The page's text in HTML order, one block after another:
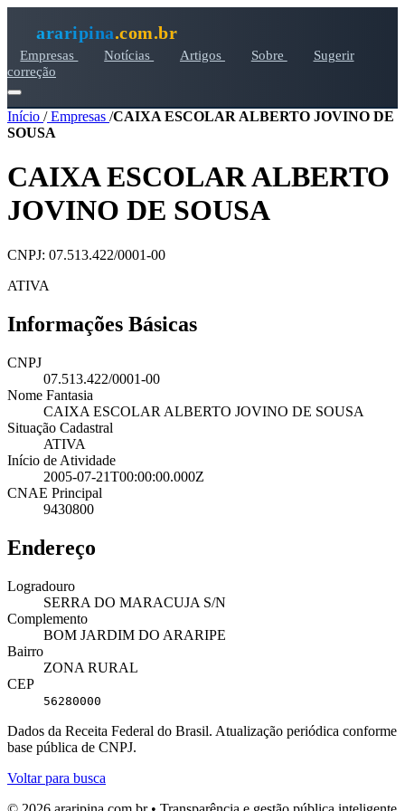
araripina.com.br
Empresas Notícias Artigos Sobre
Sugerir
correção
Início /Empresas /CAIXA ESCOLAR ALBERTO JOVINO DE
SOUSA
CAIXA ESCOLAR ALBERTO
JOVINO DE SOUSA
CNPJ: 07.513.422/0001-00
ATIVA
Informações Básicas
CNPJ
07.513.422/0001-00
Nome Fantasia
CAIXA ESCOLAR ALBERTO JOVINO DE SOUSA
Situação Cadastral
ATIVA
Início de Atividade
2005-07-21T00:00:00.000Z
CNAE Principal
9430800
Endereço
Logradouro
SERRA DO MARACUJA S/N
Complemento
BOM JARDIM DO ARARIPE
Bairro
ZONA RURAL
CEP
56280000
Dados da Receita Federal do Brasil. Atualização periódica conforme
base pública de CNPJ.
Voltar para busca